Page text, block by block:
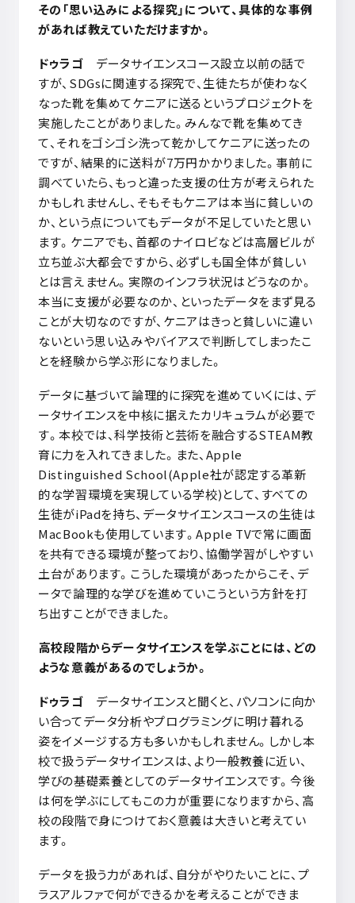
その「思い込みによる探究」について、具体的な事例
があれば教えていただけますか。
ドゥラゴ データサイエンスコース設立以前の話で
すが、 SDGsに関連する探究で、生徒たちが使わなく
なった靴を集めてケニアに送るというプロジェクトを
実施したことがありました。みんなで靴を集めてき
て、それをゴシゴシ洗って乾かしてケニアに送ったの
ですが、結果的に送料が7万円かかりました。事前に
調べていたら、もっと違った支援の仕方が考えられた
かもしれませんし、そもそもケニアは本当に貧しいの
か、という点についてもデータが不足していたと思い
ます。ケニアでも、首都のナイロビなどは高層ビルが
立ち並ぶ大都会ですから、必ずしも国全体が貧しい
とは言えません。実際のインフラ状況はどうなのか。
本当に支援が必要なのか、といったデータをまず見る
ことが大切なのですが、ケニアはきっと貧しいに違い
ないという思い込みやバイアスで判断してしまったこ
とを経験から学ぶ形になりました。
データに基づいて論理的に探究を進めていくには、デ
ータサイエンスを中核に据えたカリキュラムが必要で
す。本校では、科学技術と芸術を融合するSTEAM教
育に力を入れてきました。また、 Apple
Distinguished School(Apple社が認定する革新
的な学習環境を実現している学校)として、すべての
生徒がiPadを持ち、データサイエンスコースの生徒は
MacBookも使用しています。Apple TVで常に画面
を共有できる環境が整っており、協働学習がしやすい
土台があります。こうした環境があったからこそ、デ
ータで論理的な学びを進めていこうという方針を打
ち出すことができました。
高校段階からデータサイエンスを学ぶことには、どの
ような意義があるのでしょうか。
ドゥラゴ データサイエンスと聞くと、パソコンに向か
い合ってデータ分析やプログラミングに明け暮れる
姿をイメージする方も多いかもしれません。しかし本
校で扱うデータサイエンスは、より一般教養に近い、
学びの基礎素養としてのデータサイエンスです。今後
は何を学ぶにしてもこの力が重要になりますから、高
校の段階で身につけておく意義は大きいと考えてい
ます。
データを扱う力があれば、自分がやりたいことに、プ
ラスアルファで何ができるかを考えることができま